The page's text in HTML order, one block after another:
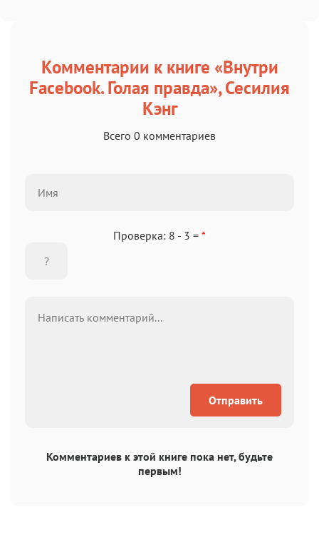
Комментарии к книге «Внутри
Facebook. Голая правда», Сесилия
Кэнг
Всего 0 комментариев
Проверка: 8 - 3 = *
Отправить
Комментариев к этой книге пока нет, будьте
первым!